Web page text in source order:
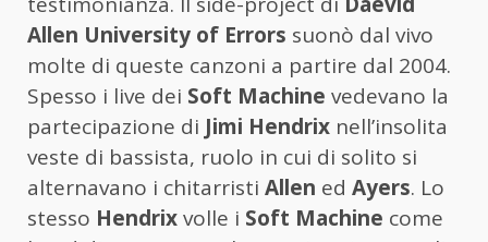
Allen University of Errors suonò dal vivo
molte di queste canzoni a partire dal 2004.
Spesso i live dei Soft Machine vedevano la
partecipazione di Jimi Hendrix nell’insolita
veste di bassista, ruolo in cui di solito si
alternavano i chitarristi Allen ed Ayers. Lo
stesso Hendrixvolle i Soft Machine come